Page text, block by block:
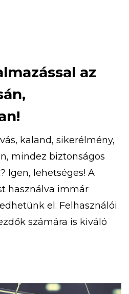
tábor időpontja […]
az
kaland, sikerélmény,
mindez biztonságos
Igen, lehetséges! A
használva immár
el. Felhasználói
számára is kiváló
ismeretek
négy,
fő szempont volt,